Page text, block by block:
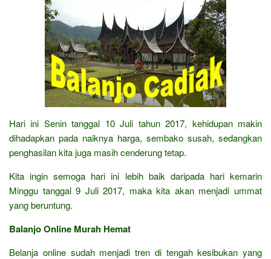
Hari ini Senin tanggal 10 Juli tahun 2017, kehidupan makin
dihadapkan pada naiknya harga, sembako susah, sedangkan
penghasilan kita juga masih cenderung tetap.
Kita ingin semoga hari ini lebih baik daripada hari kemarin
Minggu tanggal 9 Juli 2017, maka kita akan menjadi ummat
yang beruntung.
Balanjo Online Murah Hemat
Belanja online sudah menjadi tren di tengah kesibukan yang